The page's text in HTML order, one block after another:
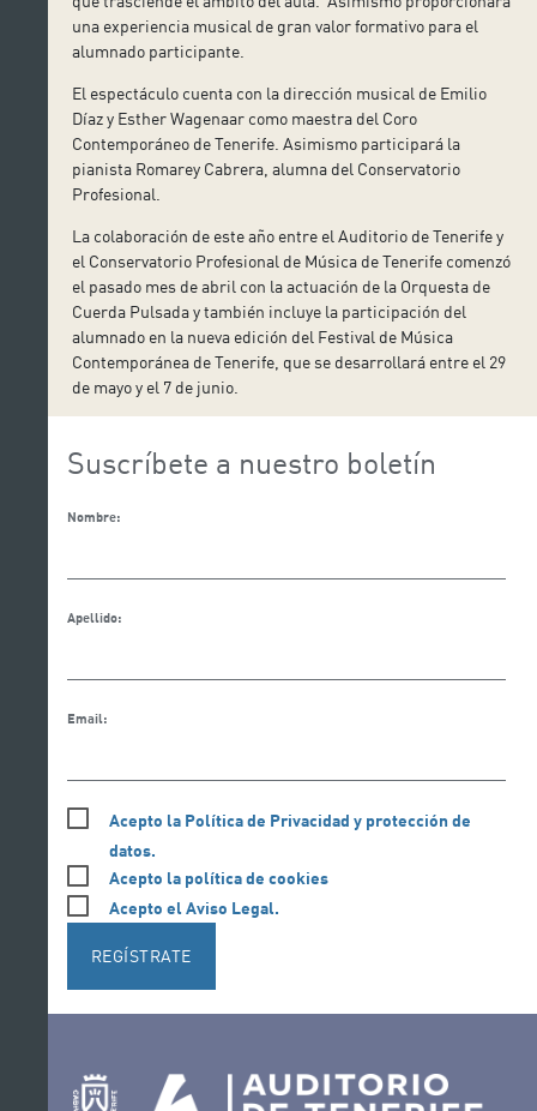
una experiencia musical de gran valor formativo para el
alumnado participante.
El espectáculo cuenta con la dirección musical de Emilio
Díaz y Esther Wagenaar como maestra del Coro
Contemporáneo de Tenerife. Asimismo participará la
pianista Romarey Cabrera, alumna del Conservatorio
Profesional.
La colaboración de este año entre el Auditorio de Tenerife y
el Conservatorio Profesional de Música de Tenerife comenzó
el pasado mes de abril con la actuación de la Orquesta de
Cuerda Pulsada y también incluye la participación del
alumnado en la nueva edición del Festival de Música
Contemporánea de Tenerife, que se desarrollará entre el 29
de mayo y el 7 de junio.
Suscríbete a nuestro boletín
Nombre:
Apellido:
Email:
Acepto la Política de Privacidad y protección de
datos.
Acepto la política de cookies
Acepto el Aviso Legal.
REGÍSTRATE